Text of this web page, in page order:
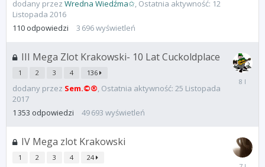
dodany przez Wredna Wiedźma✩, Ostatnia aktywność: 12
Listopada 2016
110 odpowiedzi 3 696wyświetleń
III Mega Zlot Krakowski- 10 Lat Cuckoldplace
1 2 3 4 136
dodany przez Sem.©®, Ostatnia aktywność: 25 Listopada
2017
1 353 odpowiedzi 49 693 wyświetleń
25
IV Mega zlot Krakowski
1 2 3 4 24